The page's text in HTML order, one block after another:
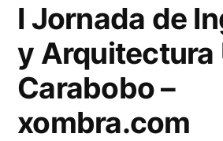
I Jornada de
y Arquitectura
Carabobo –
xombra.com